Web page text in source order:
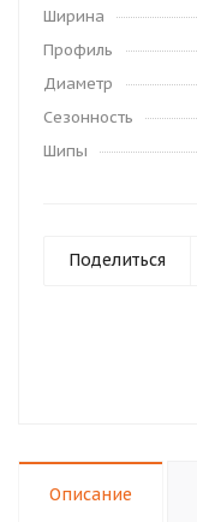
Ширина
Профиль
Диаметр
Сезонность
Шипы
Поделиться
Описание